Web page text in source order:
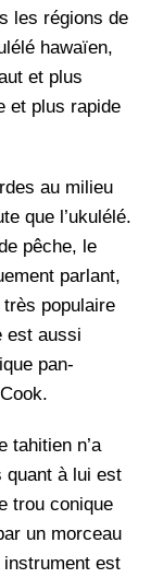
les régions de
hawaïen,
et plus
et plus rapide
au milieu
que l’ukulélé.
pêche, le
parlant,
populaire
est aussi
pan-
tahitien n’a
quant à lui est
trou conique
un morceau
est